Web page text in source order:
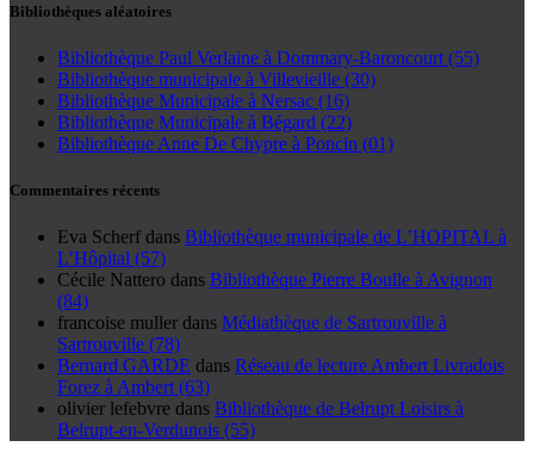
Bibliothèques aléatoires
Bibliothèque Paul Verlaine à Dommary-Baroncourt (55)
Bibliothèque municipale à Villevieille (30)
Bibliothèque Municipale à Nersac (16)
Bibliothèque Municipale à Bégard (22)
Bibliothèque Anne De Chypre à Poncin (01)
Commentaires récents
Eva Scherf dans Bibliothèque municipale de L’HOPITAL à
L’Hôpital (57)
Cécile Nattero dans Bibliothèque Pierre Boulle à Avignon
(84)
francoise muller dans Médiathèque de Sartrouville à
Sartrouville (78)
Bernard GARDE dans Réseau de lecture Ambert Livradois
Forez à Ambert (63)
olivier lefebvre dans Bibliothèque de Belrupt Loisirs à
Belrupt-en-Verdunois (55)